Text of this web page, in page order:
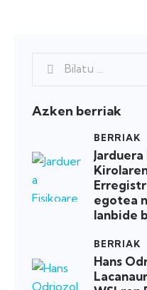
Azken berriak
BERRIAK
egotea
lanbide
BERRIAK
Hans